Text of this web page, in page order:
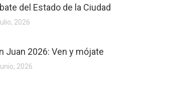
del Estado de la Ciudad
2026
Juan 2026: Ven y mójate
2026